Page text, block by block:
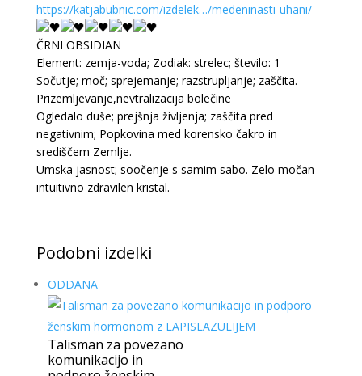
https://katjabubnic.com/izdelek…/medeninasti-uhani/
ČRNI OBSIDIAN
Element: zemja-voda; Zodiak: strelec; število: 1
Sočutje; moč; sprejemanje; razstrupljanje; zaščita.
Prizemljevanje,nevtralizacija bolečine
Ogledalo duše; prejšnja življenja; zaščita pred
negativnim; Popkovina med korensko čakro in
središčem Zemlje.
Umska jasnost; soočenje s samim sabo. Zelo močan
intuitivno zdravilen kristal.
Podobni izdelki
ODDANA
Talisman za povezano
komunikacijo in